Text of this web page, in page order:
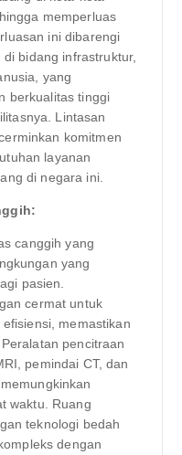
memperluas
ini dibarengi
bidang infrastruktur,
yang
berkualitas tinggi
Lintasan
komitmen
layanan
di negara ini.
canggih yang
yang
pasien.
cermat untuk
memastikan
pencitraan
pemindai CT, dan
waktu. Ruang
teknologi bedah
dengan